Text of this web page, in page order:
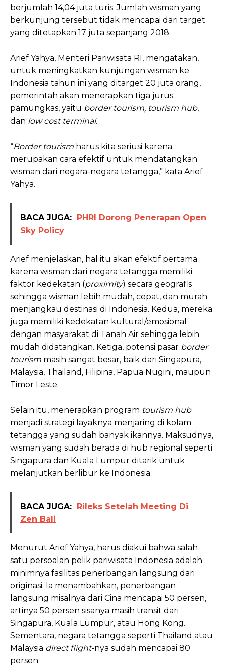
berjumlah 14,04 juta turis. Jumlah wisman yang
berkunjung tersebut tidak mencapai dari target
yang ditetapkan 17 juta sepanjang 2018.
Arief Yahya, Menteri Pariwisata RI, mengatakan,
untuk meningkatkan kunjungan wisman ke
Indonesia tahun ini yang ditarget 20 juta orang,
pemerintah akan menerapkan tiga jurus
pamungkas, yaitu border tourism, tourism hub,
dan low cost terminal.
“Border tourism harus kita seriusi karena
merupakan cara efektif untuk mendatangkan
wisman dari negara-negara tetangga,” kata Arief
Yahya.
BACA JUGA: PHRI Dorong Penerapan Open
Sky Policy
Arief menjelaskan, hal itu akan efektif pertama
karena wisman dari negara tetangga memiliki
faktor kedekatan (proximity) secara geografis
sehingga wisman lebih mudah, cepat, dan murah
menjangkau destinasi di Indonesia. Kedua, mereka
juga memiliki kedekatan kultural/emosional
dengan masyarakat di Tanah Air sehingga lebih
mudah didatangkan. Ketiga, potensi pasar border
tourism masih sangat besar, baik dari Singapura,
Malaysia, Thailand, Filipina, Papua Nugini, maupun
Timor Leste.
Selain itu, menerapkan program tourism hub
menjadi strategi layaknya menjaring di kolam
tetangga yang sudah banyak ikannya. Maksudnya,
wisman yang sudah berada di hub regional seperti
Singapura dan Kuala Lumpur ditarik untuk
melanjutkan berlibur ke Indonesia.
BACA JUGA: Rileks Setelah Meeting Di
Zen Bali
Menurut Arief Yahya, harus diakui bahwa salah
satu persoalan pelik pariwisata Indonesia adalah
minimnya fasilitas penerbangan langsung dari
originasi. Ia menambahkan, penerbangan
langsung misalnya dari Cina mencapai 50 persen,
artinya 50 persen sisanya masih transit dari
Singapura, Kuala Lumpur, atau Hong Kong.
Sementara, negara tetangga seperti Thailand atau
Malaysia direct flight-nya sudah mencapai 80
persen.